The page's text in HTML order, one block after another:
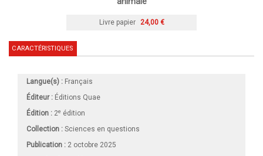
Livre papier 24,00 €
CARACTÉRISTIQUES
Langue(s) : Français
Éditeur : Éditions Quae
Édition : 2e édition
Collection : Sciences en questions
Publication : 2 octobre 2025